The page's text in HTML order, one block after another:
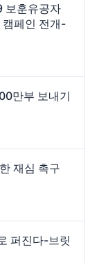
보훈유공자
캠페인 전개-
만부 보내기
재심 촉구
퍼진다-브릿